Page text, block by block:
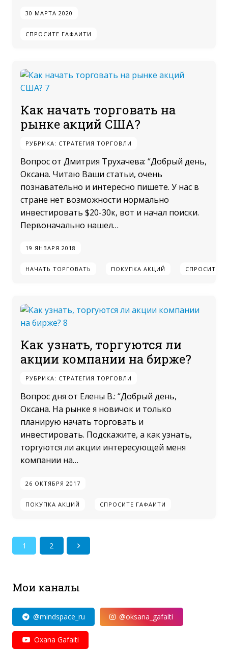
30 МАРТА 2020
СПРОСИТЕ ГАФАИТИ
Как начать торговать на
рынке акций США?
РУБРИКА: СТРАТЕГИЯ ТОРГОВЛИ
Вопрос от Дмитрия Трухачева: “Добрый день,
Оксана. Читаю Ваши статьи, очень
познавательно и интересно пишете. У нас в
стране нет возможности нормально
инвестировать $20-30к, вот и начал поиски.
Первоначально нашел…
19 ЯНВАРЯ 2018
НАЧАТЬ ТОРГОВАТЬ ПОКУПКА АКЦИЙ СПРОСИТЕ
Как узнать, торгуются ли
акции компании на бирже?
РУБРИКА: СТРАТЕГИЯ ТОРГОВЛИ
Вопрос дня от Елены В.: “Добрый день,
Оксана. На рынке я новичок и только
планирую начать торговать и
инвестировать. Подскажите, а как узнать,
торгуются ли акции интересующей меня
компании на…
26 ОКТЯБРЯ 2017
ПОКУПКА АКЦИЙ СПРОСИТЕ ГАФАИТИ
1 2
Мои каналы
@mindspace_ru @oksana_gafaiti
Oxana Gafaiti